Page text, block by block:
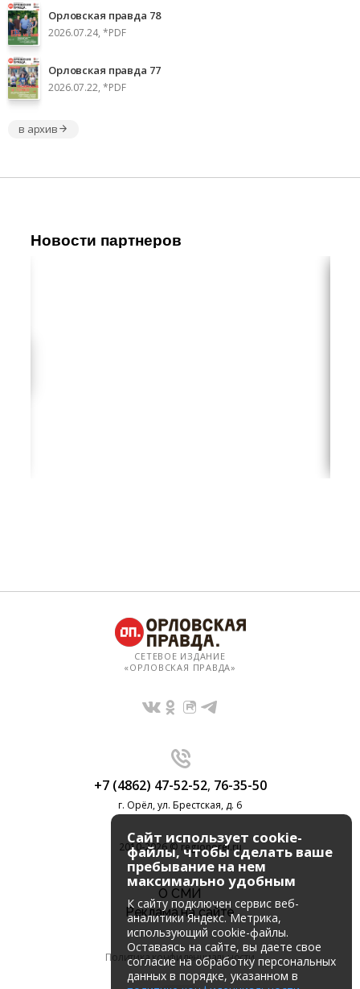
Орловская правда 78
2026.07.24, *PDF
Орловская правда 77
2026.07.22, *PDF
в архив
Новости партнеров
СЕТЕВОЕ ИЗДАНИЕ
«ОРЛОВСКАЯ ПРАВДА»
+7 (4862) 47-52-52, 76-35-50
г. Орёл, ул. Брестская, д. 6
2010-2026 © regionorel.ru
О СМИ
Реклама на сайте
Политика конфиденциальности
Сайт использует cookie-
файлы, чтобы сделать ваше
пребывание на нем
максимально удобным
К cайту подключен сервис веб-
аналитики Яндекс. Метрика,
использующий cookie-файлы.
Оставаясь на сайте, вы даете свое
согласие на обработку персональных
данных в порядке, указанном в